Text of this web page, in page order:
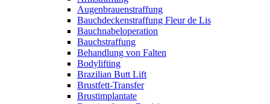
Augenbrauenstraffung
Bauchdeckenstraffung Fleur de Lis
Bauchnabeloperation
Bauchstraffung
Behandlung von Falten
Bodylifting
Brazilian Butt Lift
Brustfett-Transfer
Brustimplantate